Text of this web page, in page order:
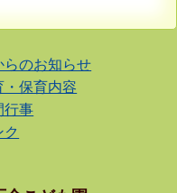
らのお知らせ
・保育内容
行事
ク